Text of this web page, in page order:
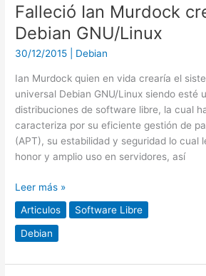
Falleció Ian Murdock
Debian GNU/Linux
30/12/2015 Debian
Ian Murdock quien en vida crearía el
universal Debian GNU/Linux siendo esté
distribuciones de software libre, la cual
caracteriza por su eficiente gestión de
(APT), su estabilidad y seguridad lo cual
honor y amplio uso en servidores, así
Murdock
creador
de
Debian
Leer más »
Articulos Software Libre
Debian